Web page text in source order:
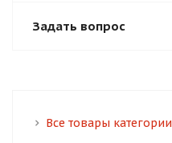
Задать вопрос
Все товары категории